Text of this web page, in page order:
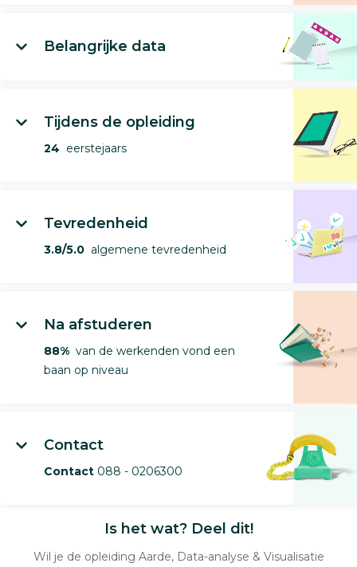
Belangrijke data
Tijdens de opleiding
24 eerstejaars
Tevredenheid
3.8/5.0 algemene tevredenheid
Na afstuderen
88% van de werkenden vond een
baan op niveau
Contact
Contact 088 - 0206300
Is het wat? Deel dit!
Wil je de opleiding Aarde, Data-analyse & Visualisatie